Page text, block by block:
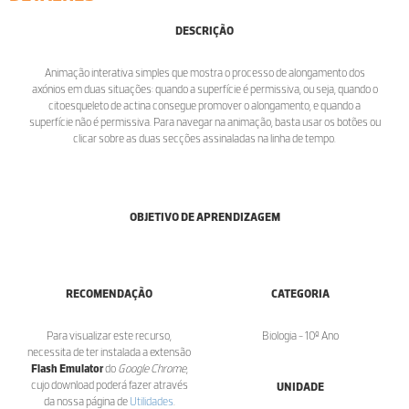
DESCRIÇÃO
Animação interativa simples que mostra o processo de alongamento dos
axónios em duas situações: quando a superfície é permissiva, ou seja, quando o
citoesqueleto de actina consegue promover o alongamento, e quando a
superfície não é permissiva. Para navegar na animação, basta usar os botões ou
clicar sobre as duas secções assinaladas na linha de tempo.
OBJETIVO DE APRENDIZAGEM
RECOMENDAÇÃO
Para visualizar este recurso,
necessita de ter instalada a extensão
Flash Emulatordo Google Chrome,
cujo download poderá fazer através
da nossa página de Utilidades
CATEGORIA
Biologia - 10º Ano
UNIDADE